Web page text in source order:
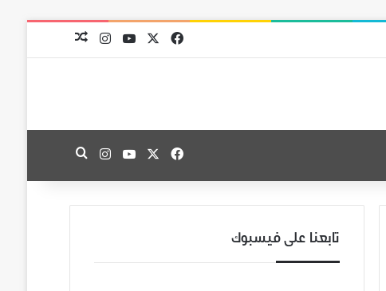
فيسبوك
‫X
‫YouTubeانستقراممقال عشوائي
فيسبوك
‫X
‫YouTubeانستقرامبحث عن
تابعنا على فيسبوك